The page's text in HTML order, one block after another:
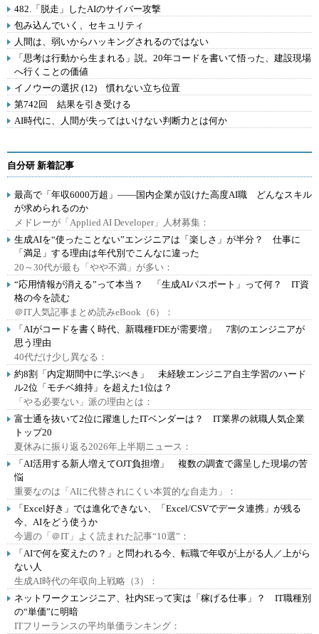
482.「脱走」したAIのサイバー攻撃
包み込んでいく、セキュリティ
人間は、弱いからハッキングされるのではない
「思考は行動から生まれる」説。20年コードを書いて悟った、建設現場
へ行くことの価値
イノウーの選択 (12) 慣れない立ち位置
第742回 結果を引き受ける
AI時代に、人間が失ってはいけない判断力とは何か
自分研 新着記事
最高で「年収6000万超」――国内企業が設けた高度AI職 どんなスキル
が求められるのか
メドレーが「Applied AI Developer」人材募集：
生成AIを“使ったことない”エンジニアは「楽しさ」が半分？ 仕事に
「満足」する理由は年代別でこんなに違った
20～30代が最も「やや不満」が多い：
“応用情報が消える”って本当？ 「生成AIパスポート」って何？ IT資
格の今を読む
＠IT人気記事まとめ読みeBook（6）：
「AIがコードを書く時代、新職種FDEが需要増」 7割のエンジニアが
思う理由
40代だけ少し異なる：
約8割「内定期間中に学ぶべき」 未経験エンジニア自主学習のハード
ル2位「モチベ維持」を超えた1位は？
「やる必要ない」派の理由とは：
富士通を抜いて2位に躍進したITベンダーは？ IT業界の就職人気企業
トップ20
夏休みに振り返る2026年上半期ニュース：
「AI活用する新人増えてOJT負担増」 複数の調査で露呈した現場の苦
悩
重要なのは「AIに代替されにくい本質的な自走力」：
「Excel好き」では進化できない、「Excel/CSVでデータ連携」が残る
今、AIをどう使うか
今週の「＠IT」よく読まれた記事“10選”：
「AIで何を変えたの？」と問われる今、転職で年収が上がる人／上がら
ない人
生成AI時代の年収向上戦略（3）：
ネットワークエンジニア、社内SEって実は「稼げる仕事」？ IT職種別
の“単価”に明暗
ITフリーランスの平均単価ランキング：